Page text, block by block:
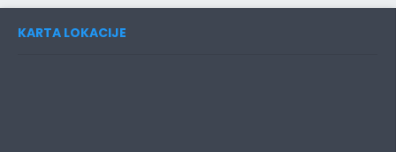
KARTA LOKACIJE